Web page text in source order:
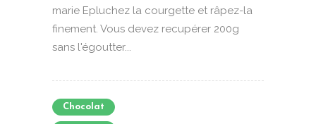
marie Epluchez la courgette et râpez-la
finement. Vous devez recupérer 200g
sans l'égoutter...
Chocolat